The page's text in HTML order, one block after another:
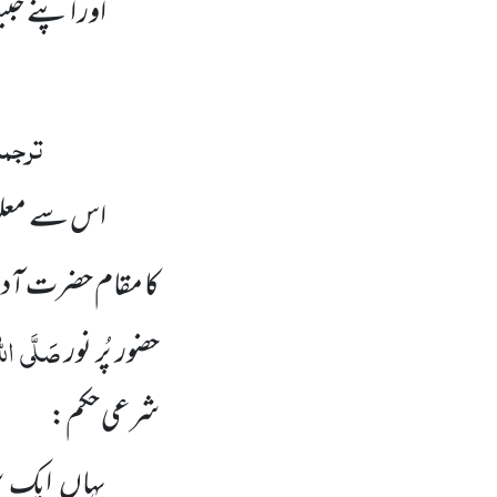
اور اپنے
اس سے
کا مقام حضرت
حضور پُر نورصَلَّی
شرعی حکم:
یہاں ایک